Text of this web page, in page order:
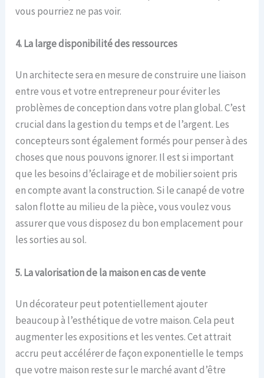
vous pourriez ne pas voir.
4. La large disponibilité des ressources
Un architecte sera en mesure de construire une liaison
entre vous et votre entrepreneur pour éviter les
problèmes de conception dans votre plan global. C’est
crucial dans la gestion du temps et de l’argent. Les
concepteurs sont également formés pour penser à des
choses que nous pouvons ignorer. Il est si important
que les besoins d’éclairage et de mobilier soient pris
en compte avant la construction. Si le canapé de votre
salon flotte au milieu de la pièce, vous voulez vous
assurer que vous disposez du bon emplacement pour
les sorties au sol.
5. La valorisation de la maison en cas de vente
Un décorateur peut potentiellement ajouter
beaucoup à l’esthétique de votre maison. Cela peut
augmenter les expositions et les ventes. Cet attrait
accru peut accélérer de façon exponentielle le temps
que votre maison reste sur le marché avant d’être